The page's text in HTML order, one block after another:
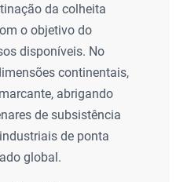
da colheita
o objetivo do
disponíveis. No
continentais,
abrigando
de subsistência
de ponta
global.